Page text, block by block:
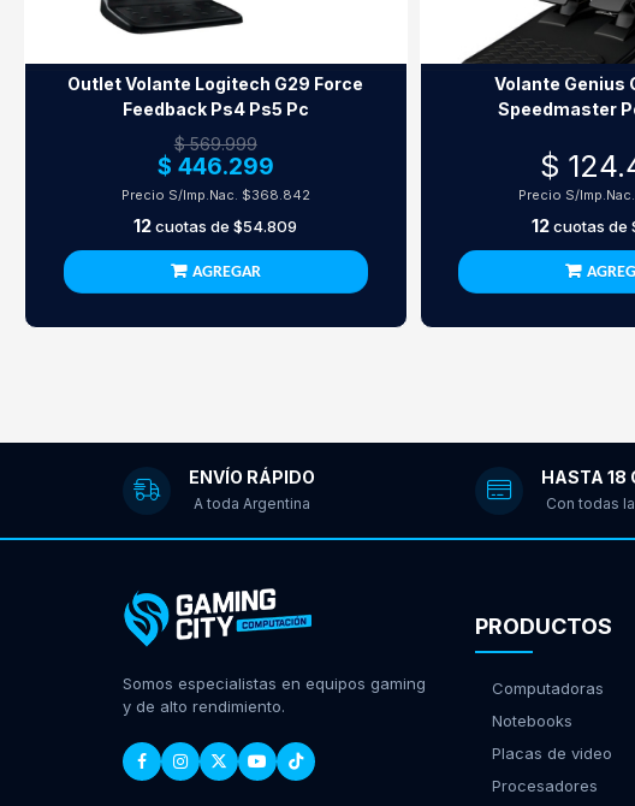
Outlet Volante Logitech G29 Force
Feedback Ps4 Ps5 Pc
$ 569.999
$ 446.299
Precio S/Imp.Nac. $368.842
12cuotas de$54.809
AGREGAR
Volante Genius
Speedmaster
$
Precio S/Imp.Nac.
12cuotas de
ENVÍO RÁPIDO
A toda Argentina
HASTA 18
Con todas
Somos especialistas en equipos gaming
y de alto rendimiento.
PRODUCTOS
Computadoras
Notebooks
Placas de video
Procesadores